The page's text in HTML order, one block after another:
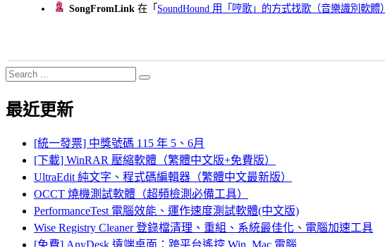
SongFromLink 在「 SoundHound 用「哼歌」的方式找歌（音樂識別軟體）
Search
for:
Search
最近更新
[統一發票] 中獎號碼 115 年 5、6月
[下載] WinRAR 壓縮軟體（繁體中文版+免費版）
UltraEdit 純文字、程式碼編輯器（繁體中文最新版）
OCCT 燒機測試軟體（超頻檢測必備工具）
PerformanceTest 電腦效能、運作速度測試軟體(中文版)
Wise Registry Cleaner 登錄檔清理、重組、系統最佳化、電腦加速工具